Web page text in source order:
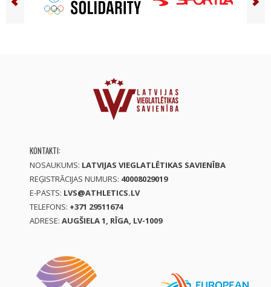
KONTAKTI:
NOSAUKUMS: LATVIJAS VIEGLATLĒTIKAS SAVIENĪBA
REĢISTRĀCIJAS NUMURS: 40008029019
E-PASTS: LVS@ATHLETICS.LV
TELEFONS: +371 29511674
ADRESE: AUGŠIELA 1, RĪGA, LV-1009